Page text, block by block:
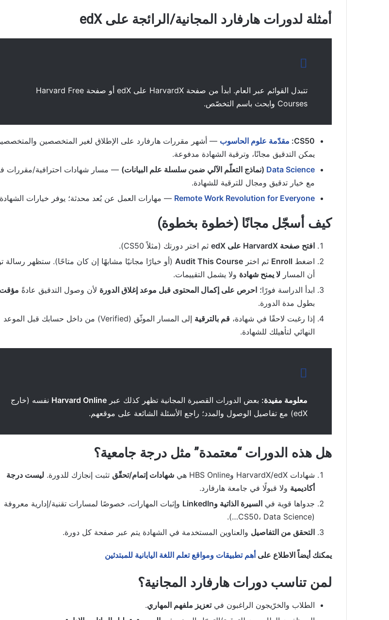
أمثلة لدورات هارفارد المجانية/الرائجة على edX
تتبدل القوائم عبر العام. ابدأ من صفحة HarvardX على edX أو صفحة Harvard Free
Courses وابحث باسم التخصّص.
CS50: مقدّمة علوم الحاسوب — أشهر مقررات هارفارد على الإطلاق لغير المتخصصين
يمكن التدقيق مجانًا، وترقية الشهادة مدفوعة.
Data Science (نماذج التعلّم الآلي ضمن سلسلة علم البيانات) — مسار شهادات احترافية/مقررات
مع خيار تدقيق ومجال للترقية للشهادة.
Remote Work Revolution for Everyone — مهارات العمل عن بُعد محدثة؛ يوفر خيارات
كيف أسجّل مجانًا (خطوة بخطوة)
افتح صفحة HarvardX على edX
ثم اختر دورتك (مثلاً CS50).
اضغط Enroll ثم اختر Audit This Course (أو خيارًا مجانيًا مشابهًا إن كان متاحًا). ستظهر رسالة
أن المسار لا يمنح شهادة ولا يشمل التقييمات.
ابدأ الدراسة فورًا؛ احرص على إكمال المحتوى قبل موعد إغلاق الدورة لأن وصول التدقيق عادةً مؤقت
بطول مدة الدورة.
إذا رغبت لاحقًا في شهادة، قم بالترقية
إلى المسار الموثّق (Verified) من داخل حسابك قبل الموعد
النهائي لتأهيلك للشهادة.
معلومة مفيدة: بعض الدورات القصيرة المجانية تظهر كذلك عبر Harvard Online نفسه (خارج
edX) مع تفاصيل الوصول والمدد؛ راجع الأسئلة الشائعة على موقعهم.
هل هذه الدورات “معتمدة” مثل درجة جامعية؟
شهادات HarvardX/edX وHBS Online هي شهادات إتمام/تحقّق تثبت إنجازك للدورة. ليست درجة
أكاديمية ولا قبولًا في جامعة هارفارد.
جدواها قوية في السيرة الذاتية وLinkedIn
وإثبات المهارات، خصوصًا لمسارات تقنية/إدارية معروفة
(CS50، Data Science…).
التحقق من التفاصيل والعناوين المستخدمة في الشهادة يتم عبر صفحة كل دورة.
يمكنك أيضاً الاطلاع على أهم تطبيقات ومواقع تعلم اللغة اليابانية للمبتدئين
لمن تناسب دورات هارفارد المجانية؟
الطلاب والخرّيجون الراغبون فيتعزيز ملفهم المهاري.